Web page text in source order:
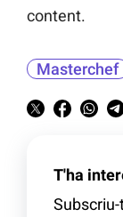
content.
Masterchef
T'ha